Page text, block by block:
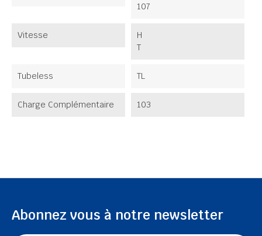
107
Vitesse
H
T
Tubeless TL
Charge Complémentaire 103
Abonnez vous à notre newsletter